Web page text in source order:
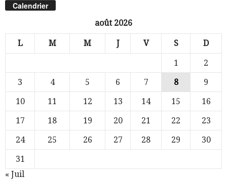
Calendrier
août 2026
L M M J V S D
1
2
3
4 5 6 7 8
9
10
11 12 13 14 15
16
17
18 19 20 21 22
23
24
25 26 27 28 29
30
31
« Juil